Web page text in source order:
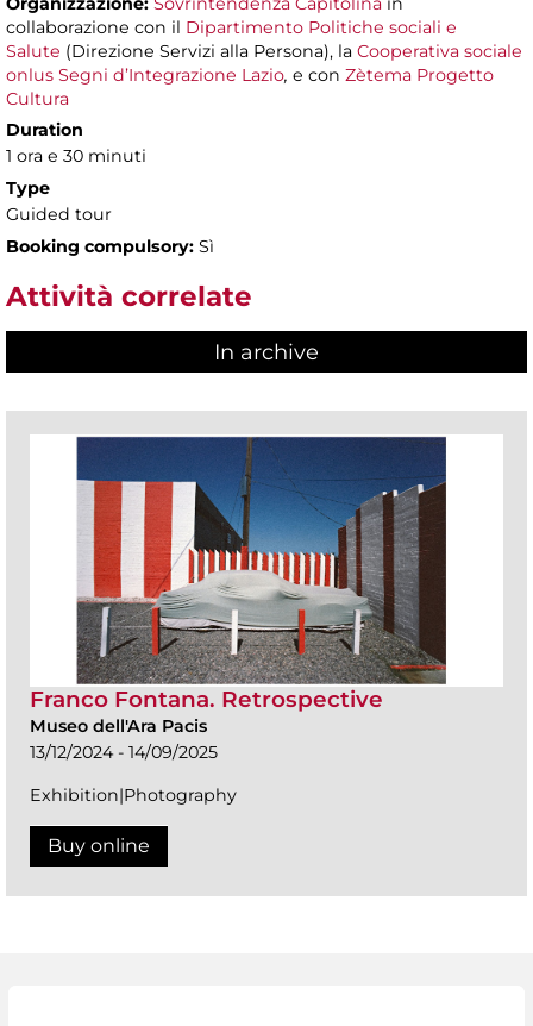
collaborazione con il Dipartimento Politiche sociali e
Salute (Direzione Servizi alla Persona), la Cooperativa sociale
onlus Segni d’Integrazione Lazio, e con Zètema Progetto
Cultura
Duration
1 ora e 30 minuti
Type
Guided tour
Booking compulsory: Sì
Attività correlate
In archive
Franco Fontana. Retrospective
Museo dell'Ara Pacis
13/12/2024 - 14/09/2025
Exhibition|Photography
Buy online